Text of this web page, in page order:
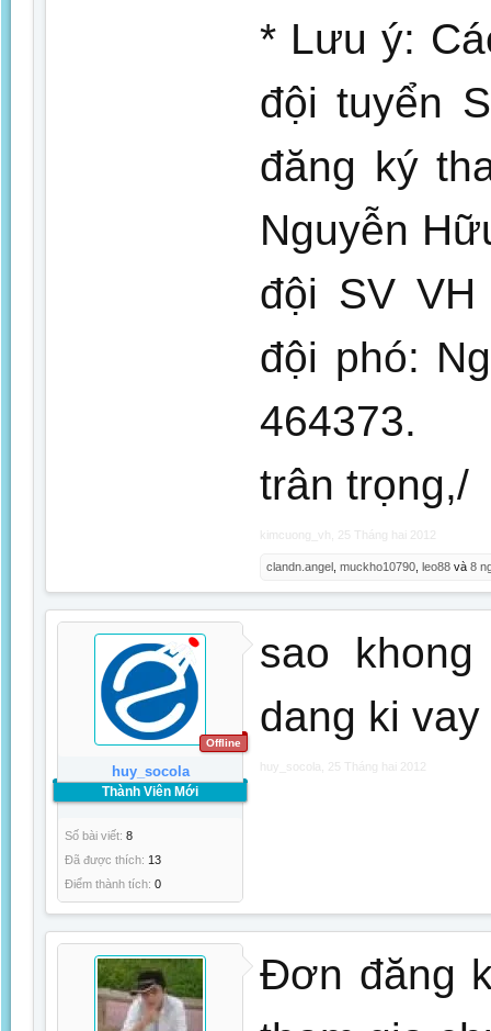
* Lưu ý:
đội tuyển
đăng ký
Nguyễn
đội SV VH
đội phó:
464373.
trân trọng,/
kimcuong_vh 25 Tháng hai 2012
clandn.angel muckho10790 leo88 và 8
Offline
huy_socola
Thành Viên Mới
Số bài viết: 8
Đã được thích: 13
Điểm thành tích: 0
sao
dang ki
huy_socola 25 Tháng hai 2012
Đơn đăng